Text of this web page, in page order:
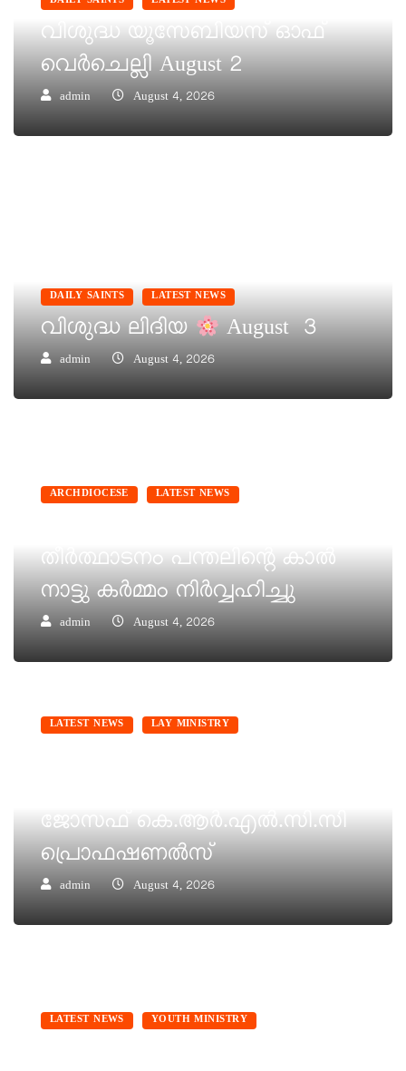
വിശുദ്ധ യൂസേബിയസ് ഓഫ്
വെർചെല്ലി August 2
admin August 4, 2026
DAILY SAINTS LATEST NEWS
വിശുദ്ധ ലിദിയ August 3
admin August 4, 2026
ARCHDIOCESE LATEST NEWS
തീർത്ഥാടനം പന്തലിന്റെ കാൽ
നാട്ടു കർമ്മം നിർവ്വഹിച്ചു
admin August 4, 2026
LATEST NEWS LAY MINISTRY
ജോസഫ് കെ.ആർ.എൽ.സി.സി
പ്രൊഫഷണൽസ്
admin August 4, 2026
LATEST NEWS YOUTH MINISTRY